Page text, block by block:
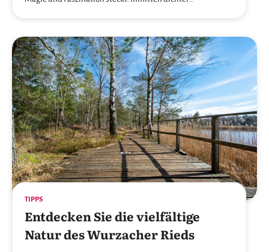
TIPPS
Entdecken Sie die vielfältige
Natur des Wurzacher Rieds